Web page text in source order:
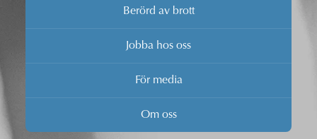
Berörd av brott
Jobba hos oss
För media
Om oss